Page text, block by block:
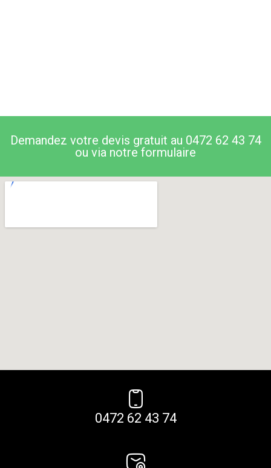
Demandez votre devis gratuit au 0472 62 43 74
ou via notre formulaire
0472 62 43 74